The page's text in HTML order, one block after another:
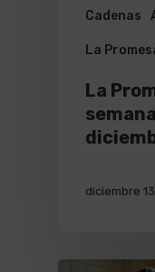
Cadenas
La
La
diciembre